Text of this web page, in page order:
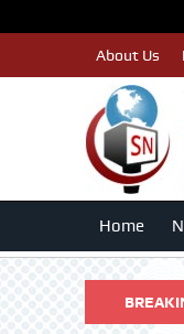
About Us
Home
TRUST पात्र